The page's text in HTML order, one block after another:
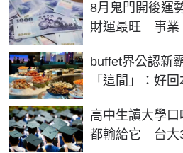
8月鬼門開後運
財運最旺 事業
buffet界公認新
「這間」：好
高中生讀大學
都輸給它 台大